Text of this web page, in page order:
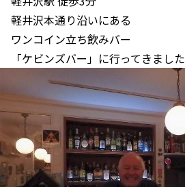
軽井沢本通り沿いにある
ワンコイン立ち飲みバー
「ケビンズバー」に行ってきました